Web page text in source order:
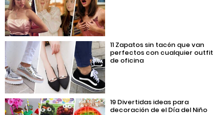
11 Zapatos sin tacón que van
perfectos con cualquier outfit
de oficina
19 Divertidas ideas para
decoración de el Día del Niño